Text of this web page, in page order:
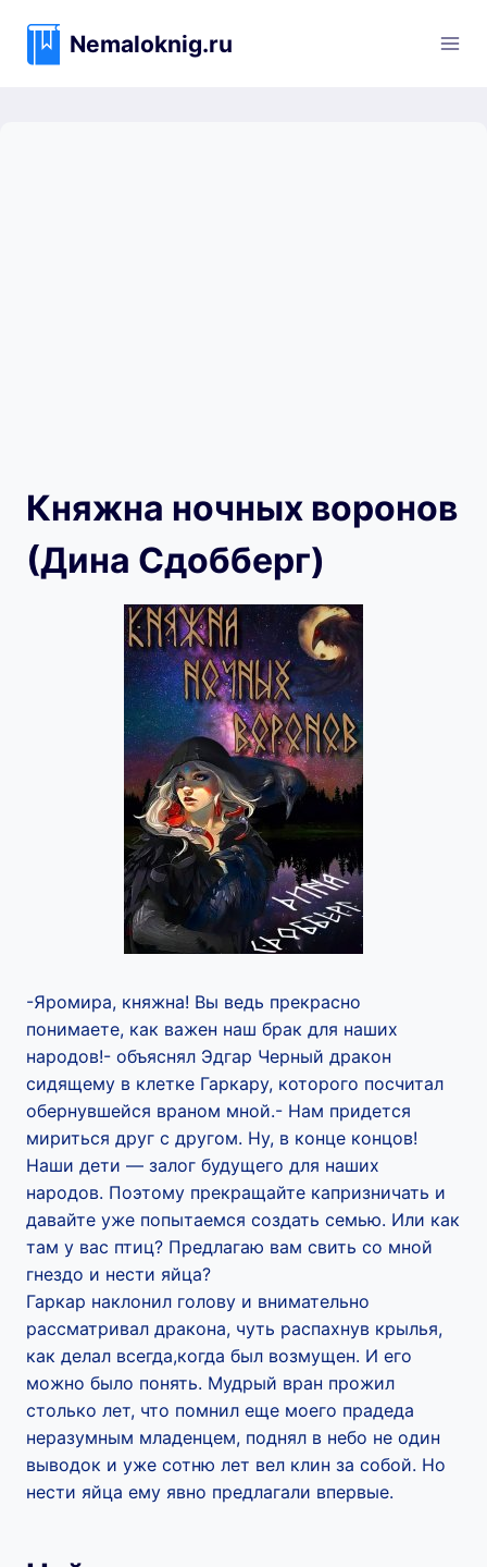
содержимому
Nemaloknig.ru
Княжна ночных воронов
(Дина Сдобберг)
-Яромира, княжна! Вы ведь прекрасно
понимаете, как важен наш брак для наших
народов!- объяснял Эдгар Черный дракон
сидящему в клетке Гаркару, которого посчитал
обернувшейся враном мной.- Нам придется
мириться друг с другом. Ну, в конце концов!
Наши дети — залог будущего для наших
народов. Поэтому прекращайте капризничать и
давайте уже попытаемся создать семью. Или как
там у вас птиц? Предлагаю вам свить со мной
гнездо и нести яйца?
Гаркар наклонил голову и внимательно
рассматривал дракона, чуть распахнув крылья,
как делал всегда,когда был возмущен. И его
можно было понять. Мудрый вран прожил
столько лет, что помнил еще моего прадеда
неразумным младенцем, поднял в небо не один
выводок и уже сотню лет вел клин за собой. Но
нести яйца ему явно предлагали впервые.